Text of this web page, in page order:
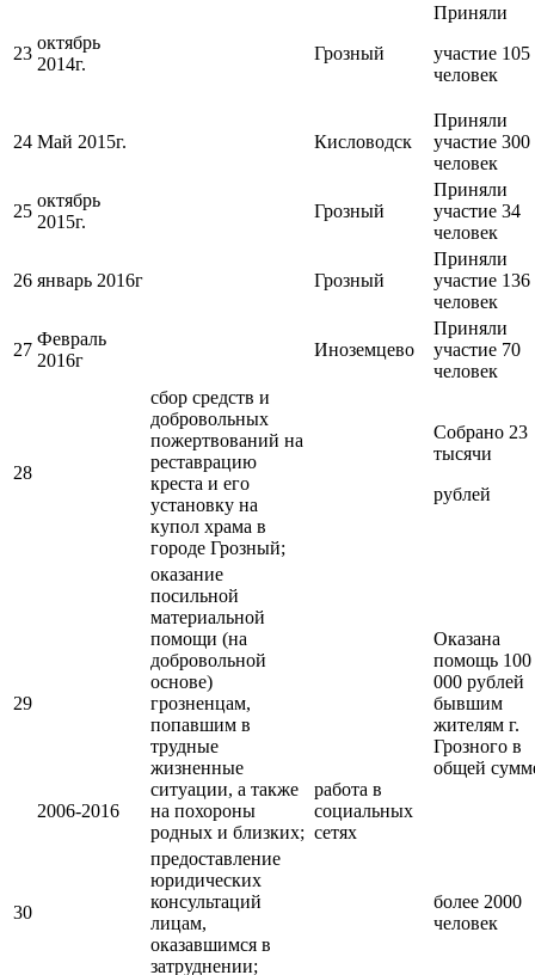
23
октябрь
2014г.
Грозный
Приняли
участие 105
человек
24 Май 2015г. Кисловодск
Приняли
участие 300
человек
25
октябрь
2015г.
Грозный
Приняли
участие 34
человек
26 январь 2016г Грозный
Приняли
участие 136
человек
27
Февраль
2016г
Иноземцево
Приняли
участие 70
человек
28
2006-2016
сбор средств и
добровольных
пожертвований на
реставрацию
креста и его
установку на
купол храма в
городе Грозный;
работа в
социальных
сетях
Собрано 23
тысячи
рублей
29
оказание
посильной
материальной
помощи (на
добровольной
основе)
грозненцам,
попавшим в
трудные
жизненные
ситуации, а также
на похороны
родных и близких;
Оказана
помощь 100
000 рублей
бывшим
жителям г.
Грозного в
общей
30
предоставление
юридических
консультаций
лицам,
оказавшимся в
затруднении;
более 2000
человек